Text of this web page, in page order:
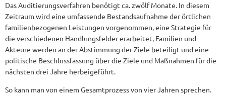
Das Auditierungsverfahren benötigt ca. zwölf Monate. In diesem
Zeitraum wird eine umfassende Bestandsaufnahme der örtlichen
familienbezogenen Leistungen vorgenommen, eine Strategie für
die verschiedenen Handlungsfelder erarbeitet, Familien und
Akteure werden an der Abstimmung der Ziele beteiligt und eine
politische Beschlussfassung über die Ziele und Maßnahmen für die
nächsten drei Jahre herbeigeführt.
So kann man von einem Gesamtprozess von vier Jahren sprechen.